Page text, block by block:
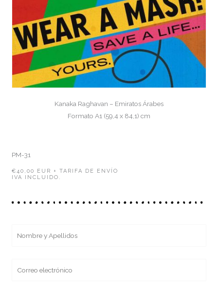
Kanaka Raghavan – Emiratos Árabes
Formato A1 (59,4 x 84,1) cm
PM-31
€40,00 EUR + TARIFA DE ENVÍO
IVA INCLUIDO.